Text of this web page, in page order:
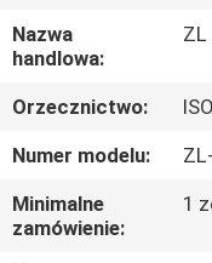
WYCIECZKA
PO
FABRYCE
KONTROLA
JAKOŚCI
Nazwa
handlowa:
ZL
Orzecznictwo:
ISO
Numer modelu:
Minimalne
zamówienie:
1